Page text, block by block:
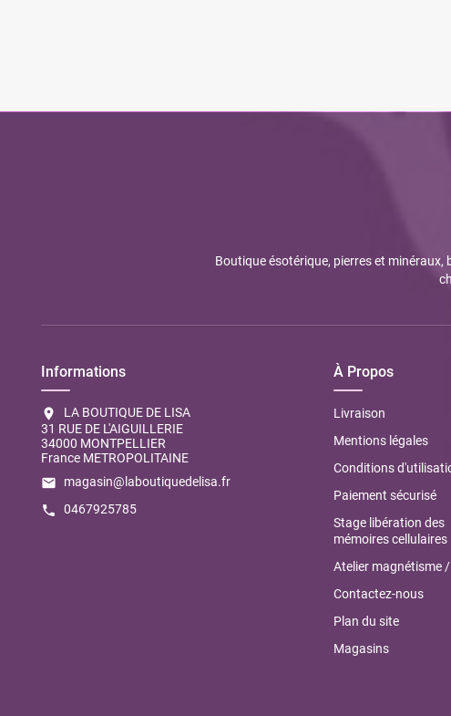
Boutique ésotérique, pierres et
Informations
location_on
LA BOUTIQUE DE LISA
31 RUE DE L'AIGUILLERIE
34000 MONTPELLIER
France METROPOLITAINE
email magasin@laboutiquedelisa.fr
call 0467925785
À Propos
Livraison
Mentions légales
Conditions
Paiement sécurisé
Stage libération des
mémoires cellulaires
Atelier magnétisme
Contactez-nous
Plan du site
Magasins